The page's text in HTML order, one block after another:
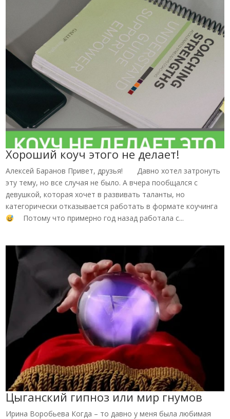
Хороший коуч этого не делает!
Алексей Баранов Привет, друзья!⁣⁣⠀ ⁣⁣⠀ Давно хотел затронуть
эту тему, но все случая не было. А вчера пообщался с
девушкой, которая хочет в развивать таланты, но
категорически отказывается работать в формате коучинга
⁣⁣⠀ Потому что примерно год назад работала с...
Цыганский гипноз или мир гнумов
Ирина Воробьева Когда – то давно у меня была любимая